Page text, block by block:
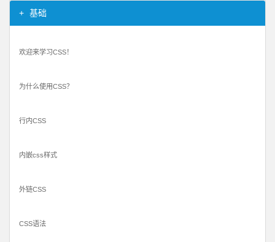
基础
欢迎来学习CSS！
为什么使用CSS？
行内CSS
内嵌css样式
外链CSS
CSS语法